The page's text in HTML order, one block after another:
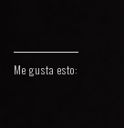
Me gusta esto: